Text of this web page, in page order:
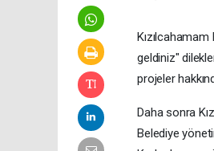
geldiniz"
projeler
Daha sonra
Belediye